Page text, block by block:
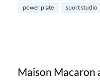
power plate
sport studio
Maison Macaron